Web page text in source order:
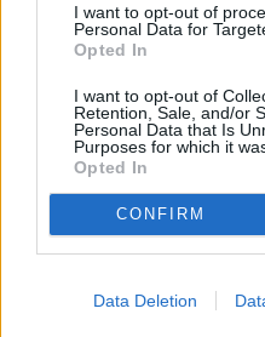
I want to opt-out of
Personal Data for
Opted In
I want to opt-out of
Retention, Sale, and/or
Personal Data that Is
Purposes for which it
Opted In
CONFIRM
Data Deletion